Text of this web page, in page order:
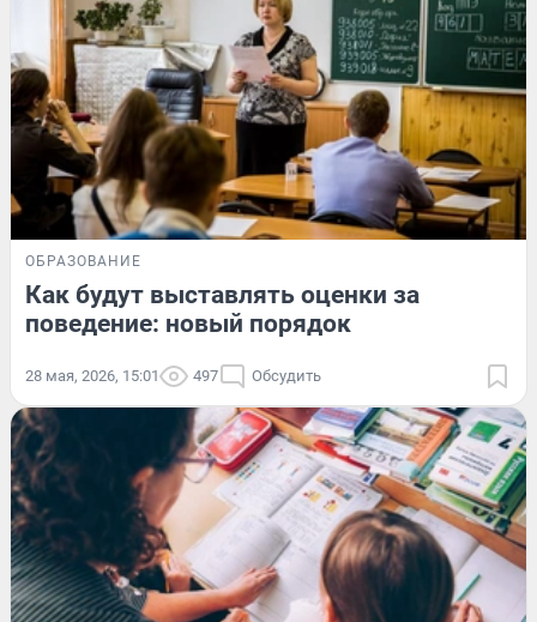
ОБРАЗОВАНИЕ
Как будут выставлять оценки за
поведение: новый порядок
28 мая, 2026, 15:01 497 Обсудить